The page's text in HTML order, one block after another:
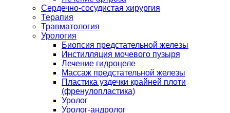
Сердечно-сосудистая хирургия
Терапия
Травматология
Урология
Биопсия предстательной железы
Инстилляция мочевого пузыря
Лечение гидроцеле
Массаж предстательной железы
Пластика уздечки крайней плоти
(френулопластика)
Уролог
Уролог-андролог